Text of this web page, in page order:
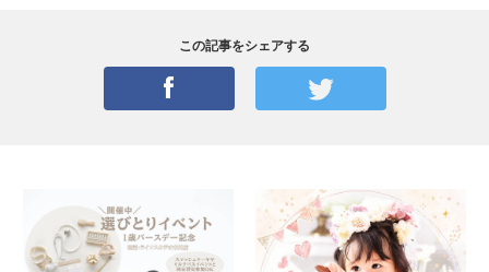
この記事をシェアする